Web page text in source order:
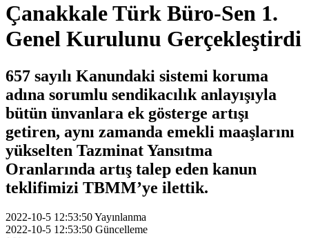
Çanakkale Türk Büro-Sen 1.
Genel Kurulunu Gerçekleştirdi
657 sayılı Kanundaki sistemi koruma
adına sorumlu sendikacılık anlayışıyla
bütün ünvanlara ek gösterge artışı
getiren, aynı zamanda emekli maaşlarını
yükselten Tazminat Yansıtma
Oranlarında artış talep eden kanun
teklifimizi TBMM’ye ilettik.
2022-10-5 12:53:50Yayınlanma
2022-10-5 12:53:50 Güncelleme